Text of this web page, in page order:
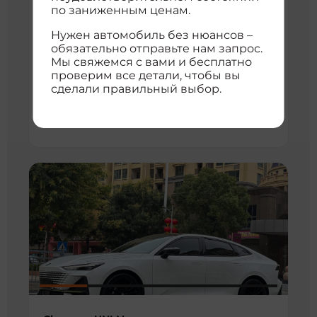
Хэтчбек
1500 см
Передний
2 724 050 ₽
с доставкой во Владивосток
расшифровка цены
по заниженным ценам.
Нужен автомобиль без нюансов –
обязательно отправьте нам запрос.
Мы свяжемся с вами и бесплатно
проверим все детали, чтобы вы
сделали правильный выбор.